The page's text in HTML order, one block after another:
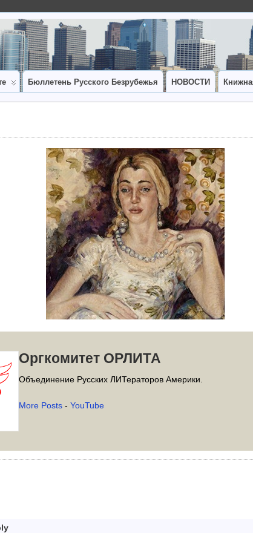
Бюллетень Русского Безрубежья НОВОСТИ
Оргкомитет ОРЛИТА
Объединение Русских ЛИТераторов Америки.
More Posts - YouTube